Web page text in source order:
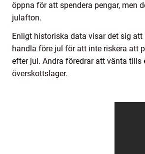
öppna för att spendera pengar, men
julafton.
Enligt historiska data visar det sig
handla före jul för att inte riskera att
efter jul. Andra föredrar att vänta
överskottslager.